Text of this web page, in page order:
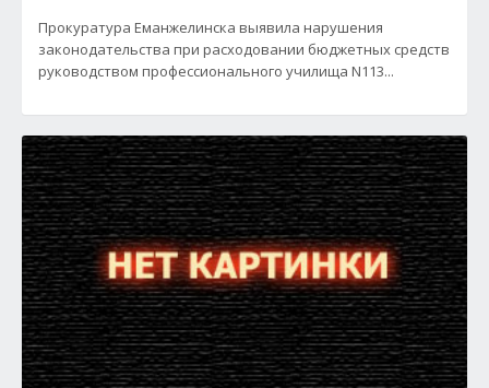
Прокуратура Еманжелинска выявила нарушения
законодательства при расходовании бюджетных средств
руководством профессионального училища N113...